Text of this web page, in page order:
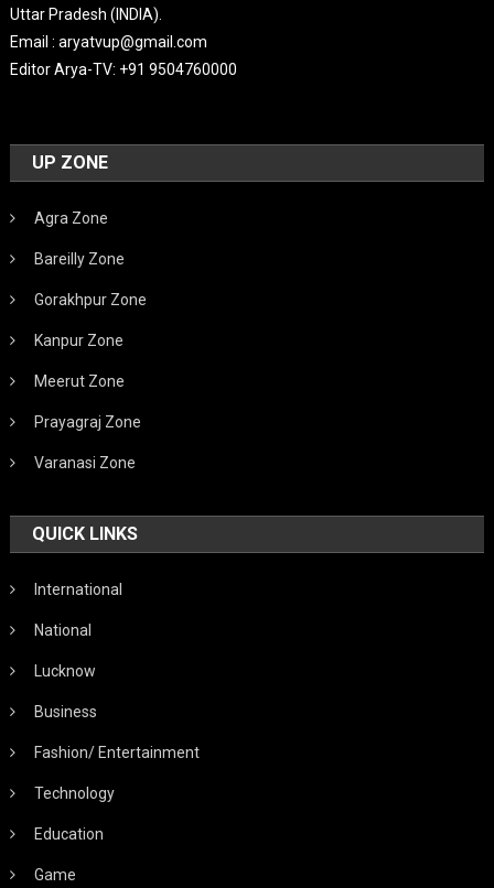
Uttar Pradesh (INDIA).
Email : aryatvup@gmail.com
Editor Arya-TV: +91 9504760000
UP ZONE
Agra Zone
Bareilly Zone
Gorakhpur Zone
Kanpur Zone
Meerut Zone
Prayagraj Zone
Varanasi Zone
QUICK LINKS
International
National
Lucknow
Business
Fashion/ Entertainment
Technology
Education
Game